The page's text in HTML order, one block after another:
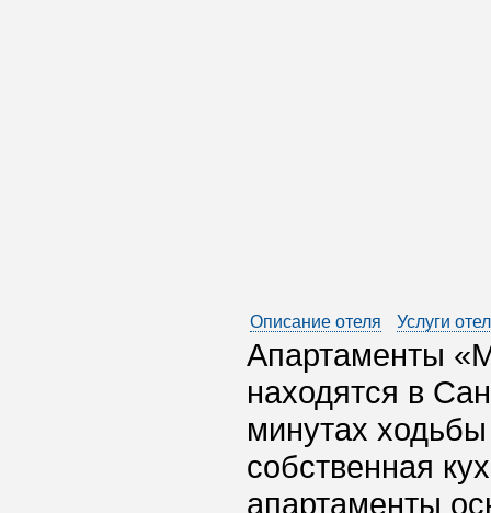
Описание отеля Услуги
Апартаменты
находятся в
минутах ходьбы
собственная
апартаменты